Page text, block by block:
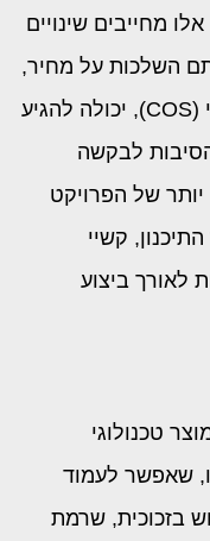
מחייבים שינויים
השלכות על מחיר,
איכות, לו"ז ועוד… . הדרישה לשינוי (COS), יכולה להגיע
הסיבות לבקשה
יותר של הפרויקט
קשיי
לאורך ביצוע
טכנולוגי
שאפשר לעמוד
בזכוכית, שרמת